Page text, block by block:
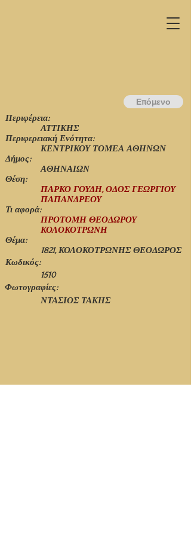
Περιφέρεια:
ΚΕΝΤΡΙΚΟΥ ΤΟΜΕΑ ΑΘΗΝΩΝ
ΑΤΤΙΚΗΣ
Περιφερειακή Ενότητα:
ΑΘΗΝΑΙΩΝ
Δήμος:
Θέση:
ΠΑΡΚΟ ΓΟΥΔΗ, ΟΔΟΣ ΓΕΩΡΓΙΟΥ
ΠΑΠΑΝΔΡΕΟΥ
Τι αφορά:
ΠΡΟΤΟΜΗ ΘΕΟΔΩΡΟΥ
ΚΟΛΟΚΟΤΡΩΝΗ
Θέμα:
1821, ΚΟΛΟΚΟΤΡΩΝΗΣ ΘΕΟΔΩΡΟΣ
Φωτογραφίες:
ΝΤΑΣΙΟΣ ΤΑΚΗΣ
Κωδικός:
1510
Επόμενο